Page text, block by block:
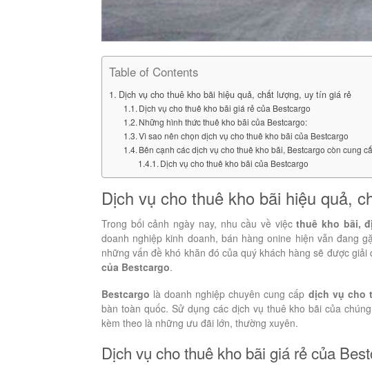
Table of Contents
Dịch vụ cho thuê kho bãi hiệu quả, chất lượng, uy tín giá rẻ
Dịch vụ cho thuê kho bãi giá rẻ của Bestcargo
Những hình thức thuê kho bãi của Bestcargo:
Vì sao nên chọn dịch vụ cho thuê kho bãi của Bestcargo
Bên cạnh các dịch vụ cho thuê kho bãi, Bestcargo còn cung
Dịch vụ cho thuê kho bãi của Bestcargo
Dịch vụ cho thuê kho bãi hiệu quả,
Trong bối cảnh ngày nay, nhu cầu về việcthuê kho bãi,
doanh nghiệp kinh doanh, bán hàng onine hiện vẫn đang
những vấn đề khó khăn đó của quý khách hàng sẽ được
của Bestcargo.
Bestcargo là doanh nghiệp chuyên cung cấp dịch vụ cho
bàn toàn quốc. Sử dụng các dịch vụ thuê kho bãi của
kèm theo là những ưu đãi lớn, thường xuyên.
Dịch vụ cho thuê kho bãi giá rẻ của